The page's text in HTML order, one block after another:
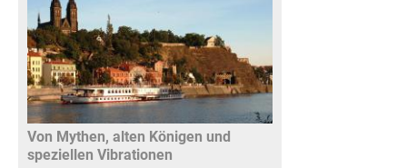
Von Mythen, alten Königen und
speziellen Vibrationen